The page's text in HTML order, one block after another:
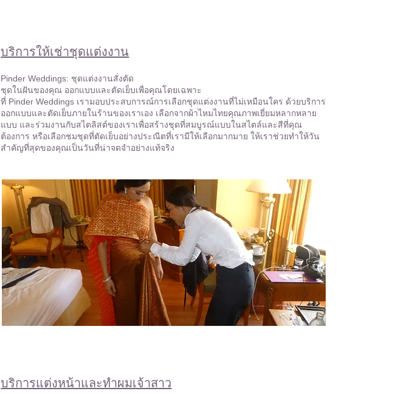
บริการให้เช่าชุดแต่งงาน
Pinder Weddings: ชุดแต่งงานสั่งตัด
ชุดในฝันของคุณ ออกแบบและตัดเย็บเพื่อคุณโดยเฉพาะ
ที่ Pinder Weddings เรามอบประสบการณ์การเลือกชุดแต่งงานที่ไม่เหมือนใคร ด้วยบริการ
ออกแบบและตัดเย็บภายในร้านของเราเอง เลือกจากผ้าไหมไทยคุณภาพเยี่ยมหลากหลาย
แบบ และร่วมงานกับสไตลิสต์ของเราเพื่อสร้างชุดที่สมบูรณ์แบบในสไตล์และสีที่คุณ
ต้องการ หรือเลือกชมชุดที่ตัดเย็บอย่างประณีตที่เรามีให้เลือกมากมาย ให้เราช่วยทำให้วัน
สำคัญที่สุดของคุณเป็นวันที่น่าจดจำอย่างแท้จริง
บริการแต่งหน้าและทำผมเจ้าสาว